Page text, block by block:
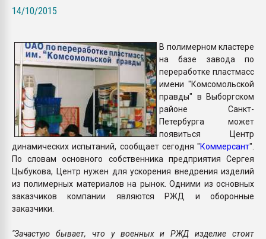
14/10/2015
В полимерном кластере
на базе завода по
переработке пластмасс
имени "Комсомольской
правды" в Выборгском
районе Санкт-
Петербурга может
появиться Центр
динамических испытаний, сообщает сегодня "Коммерсант".
По словам основного собственника предприятия Сергея
Цыбукова, Центр нужен для ускорения внедрения изделий
из полимерных материалов на рынок. Одними из основных
заказчиков компании являются РЖД и оборонные
заказчики.
"Зачастую бывает, что у военных и РЖД изделие стоит